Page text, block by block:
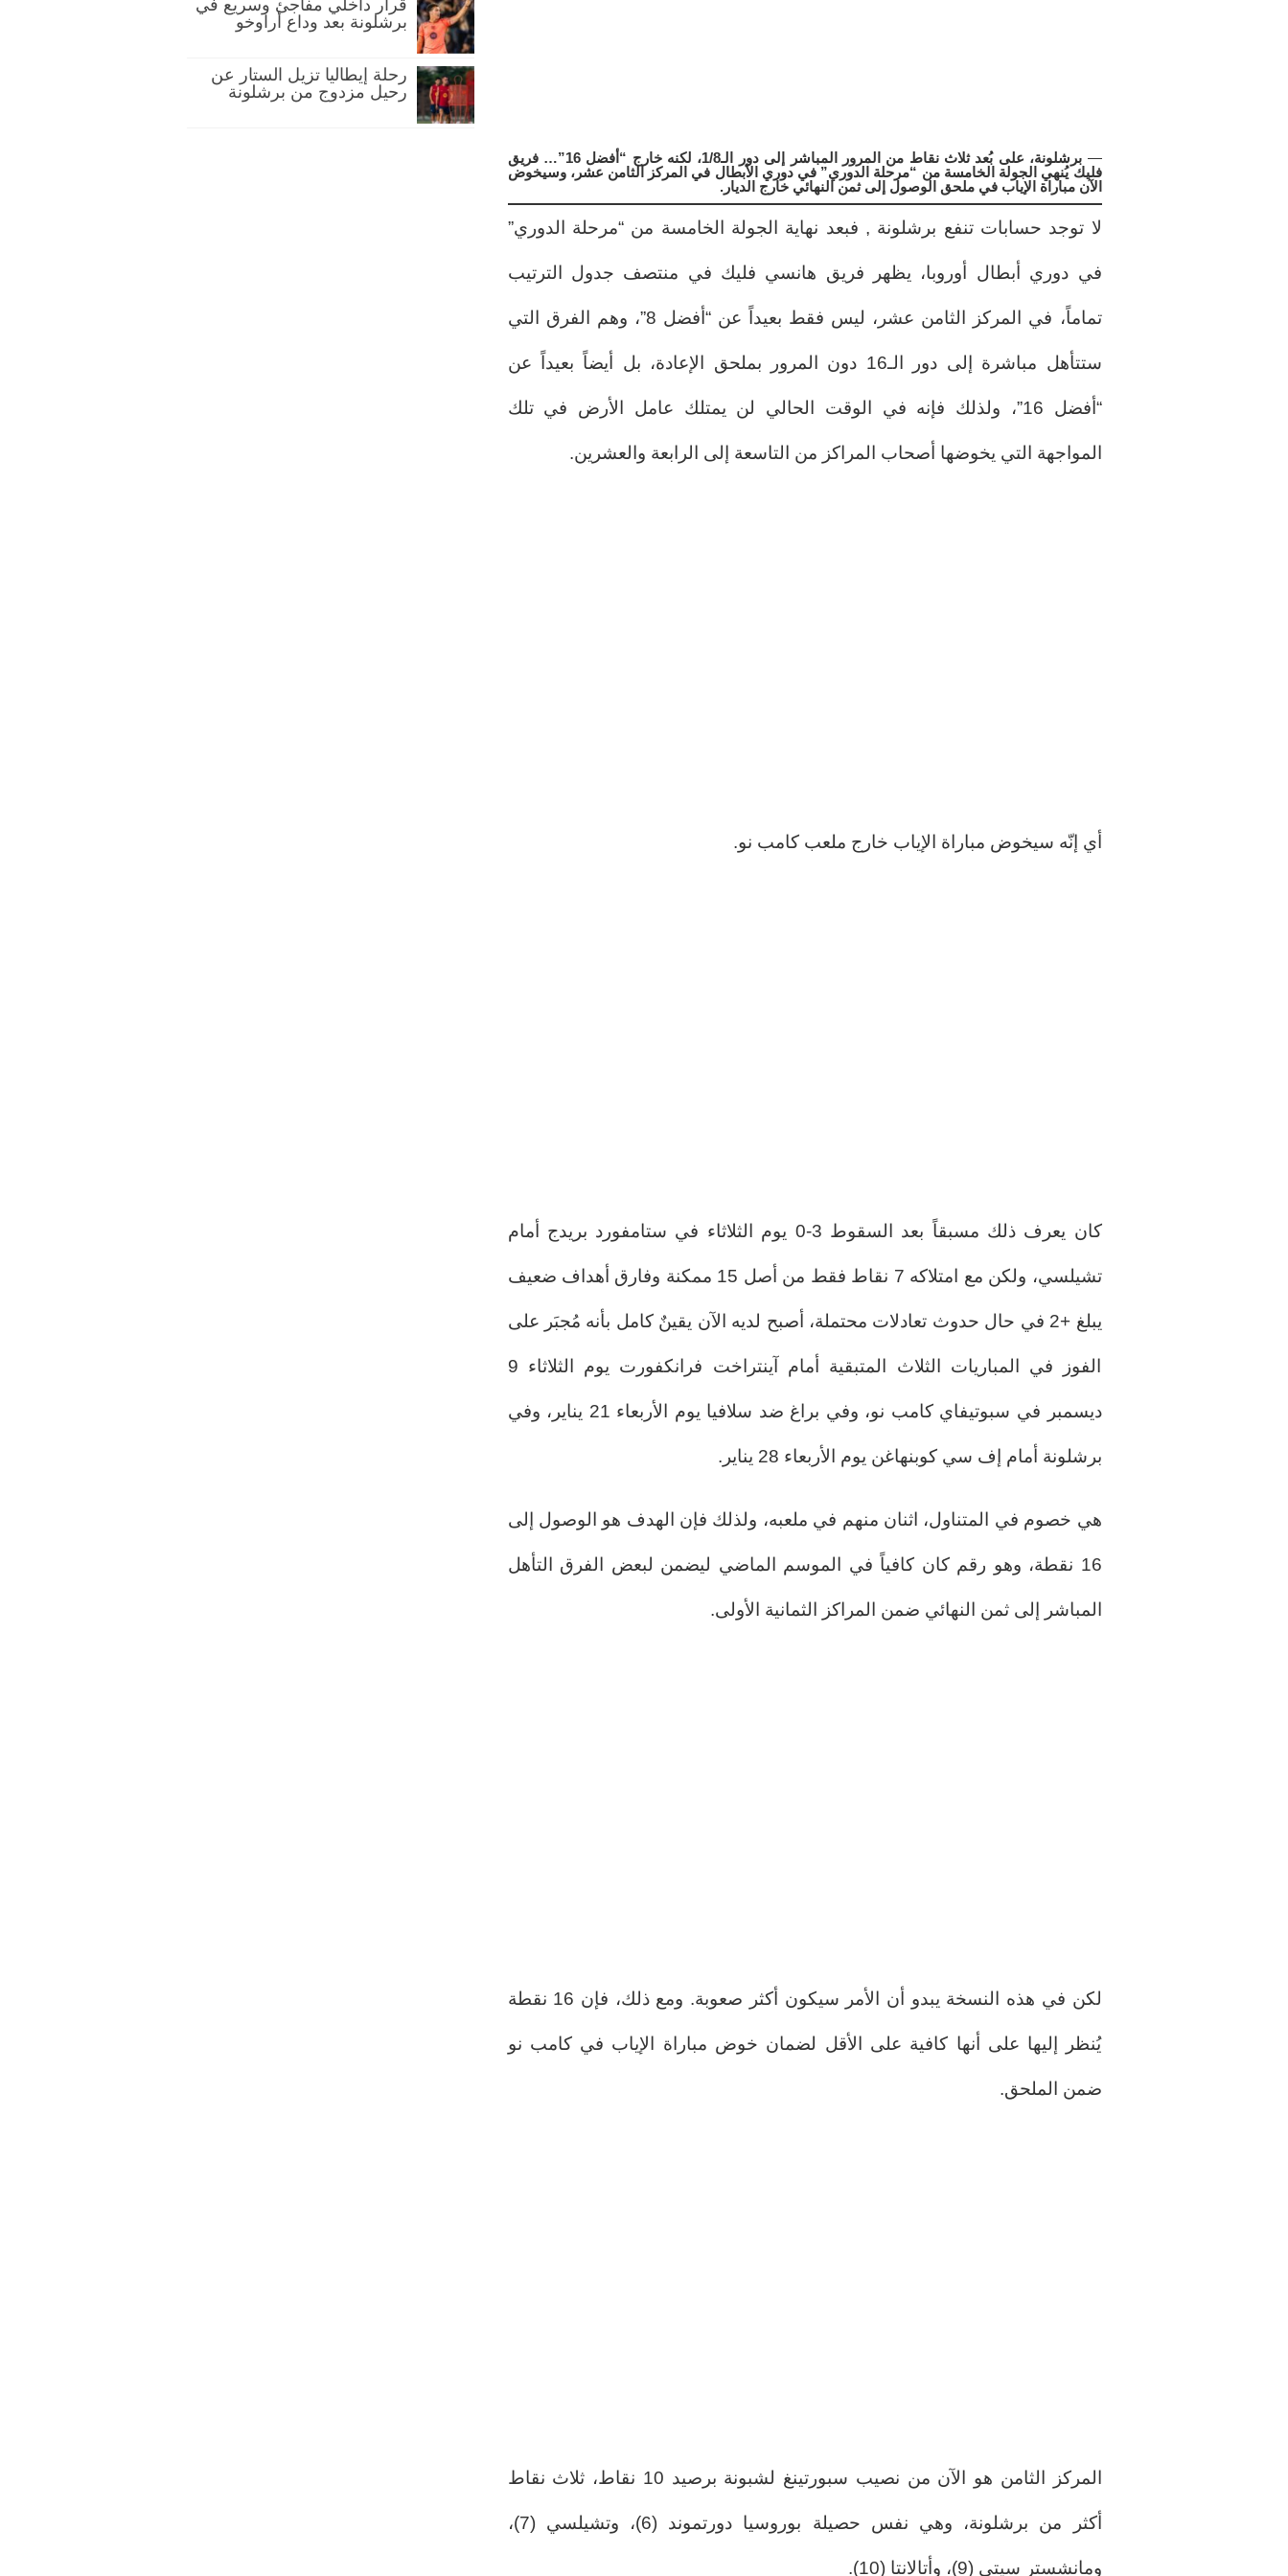
—
برشلونة، على بُعد ثلاث نقاط من المرور المباشر إلى دور الـ1/8، لكنه خارج “أفضل 16”… فريق
فليك يُنهي الجولة الخامسة من “مرحلة الدوري” في دوري الأبطال في المركز الثامن عشر، وسيخوض
الآن مباراة الإياب في ملحق الوصول إلى ثمن النهائي خارج الديار.
لا توجد حسابات تنفع برشلونة , فبعد نهاية الجولة الخامسة من “مرحلة الدوري”
في دوري أبطال أوروبا، يظهر فريق هانسي فليك في منتصف جدول الترتيب
تماماً، في المركز الثامن عشر، ليس فقط بعيداً عن “أفضل 8”، وهم الفرق التي
ستتأهل مباشرة إلى دور الـ16 دون المرور بملحق الإعادة، بل أيضاً بعيداً عن
“أفضل 16”، ولذلك فإنه في الوقت الحالي لن يمتلك عامل الأرض في تلك
المواجهة التي يخوضها أصحاب المراكز من التاسعة إلى الرابعة والعشرين.
أي إنّه سيخوض مباراة الإياب خارج ملعب كامب نو.
كان يعرف ذلك مسبقاً بعد السقوط 3-0 يوم الثلاثاء في ستامفورد بريدج أمام
تشيلسي، ولكن مع امتلاكه 7 نقاط فقط من أصل 15 ممكنة وفارق أهداف ضعيف
يبلغ +2 في حال حدوث تعادلات محتملة، أصبح لديه الآن يقينٌ كامل بأنه مُجبَر على
الفوز في المباريات الثلاث المتبقية أمام آينتراخت فرانكفورت يوم الثلاثاء 9
ديسمبر في سبوتيفاي كامب نو، وفي براغ ضد سلافيا يوم الأربعاء 21 يناير، وفي
برشلونة أمام إف سي كوبنهاغن يوم الأربعاء 28 يناير.
هي خصوم في المتناول، اثنان منهم في ملعبه، ولذلك فإن الهدف هو الوصول إلى
16 نقطة، وهو رقم كان كافياً في الموسم الماضي ليضمن لبعض الفرق التأهل
المباشر إلى ثمن النهائي ضمن المراكز الثمانية الأولى.
لكن في هذه النسخة يبدو أن الأمر سيكون أكثر صعوبة. ومع ذلك، فإن 16 نقطة
يُنظر إليها على أنها كافية على الأقل لضمان خوض مباراة الإياب في كامب نو
ضمن الملحق.
المركز الثامن هو الآن من نصيب سبورتينغ لشبونة برصيد 10 نقاط، ثلاث نقاط
أكثر من برشلونة، وهي نفس حصيلة بوروسيا دورتموند (6)، وتشيلسي (7)،
ومانشستر سيتي (9)، وأتالانتا (10).
قرار داخلي مفاجئ وسريع في
برشلونة بعد وداع أراوخو
رحلة إيطاليا تزيل الستار عن
رحيل مزدوج من برشلونة